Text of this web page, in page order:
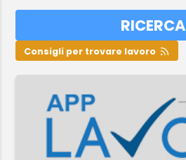
RICERCA
Consigli per trovare lavoro